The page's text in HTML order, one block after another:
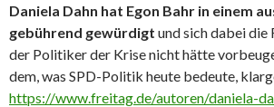
Daniela Dahn hat Egon Bahr in einem
gebührend gewürdigt und sich dabei die
der Politiker der Krise nicht hätte
dem, was SPD-Politik heute bedeute,
https://www.freitag.de/autoren/daniela-